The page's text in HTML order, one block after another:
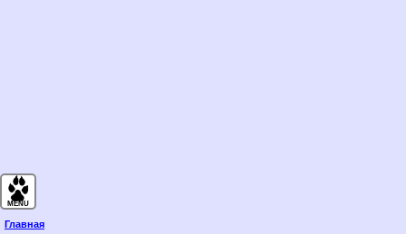
MENU
Главная